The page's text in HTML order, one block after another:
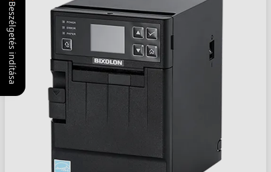
Beszélgetés indítása